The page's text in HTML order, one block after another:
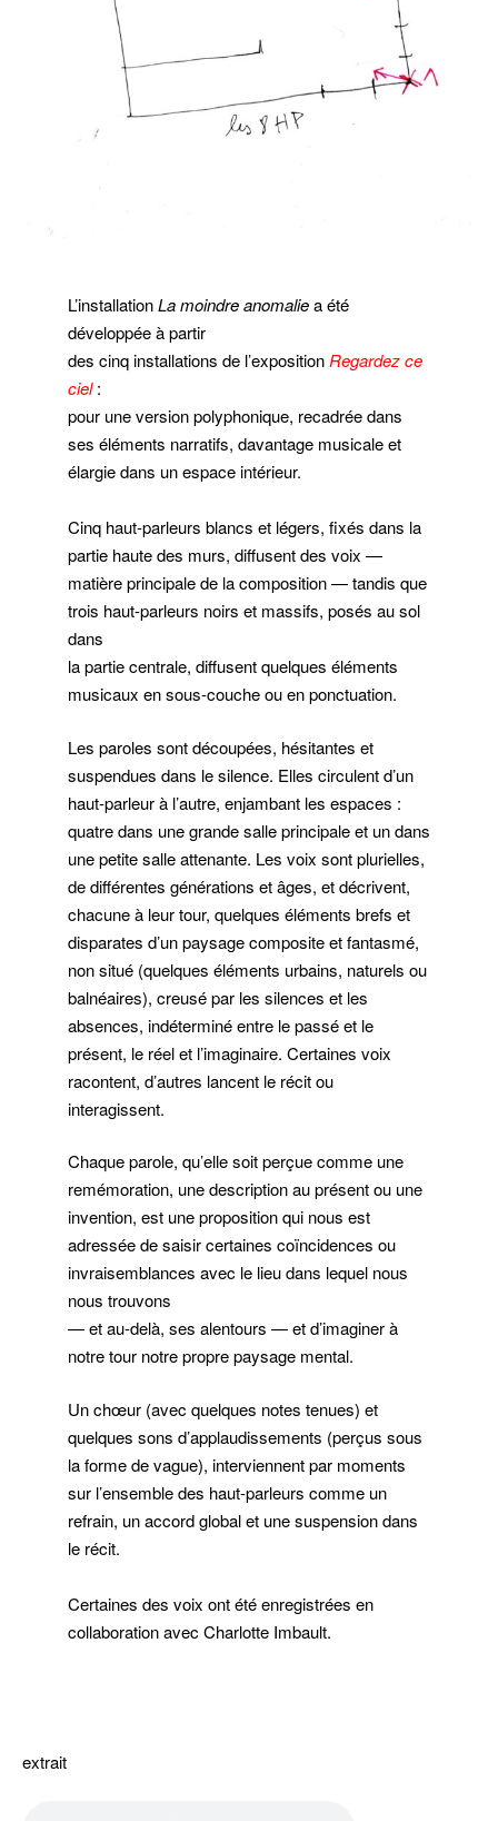
L’installationLa moindre anomaliea été
développée à partir
des cinq installations de l’expositionRegardez ce
ciel:
pour une version polyphonique, recadrée dans
ses éléments narratifs, davantage musicale et
élargie dans un espace intérieur.
Cinq haut-parleurs blancs et légers, fixés dans la
partie haute des murs, diffusent des voix —
matière principale de la composition — tandis que
trois haut-parleurs noirs et massifs, posés au sol
dans
la partie centrale, diffusent quelques éléments
musicaux en sous-couche ou en ponctuation.
Les paroles sont découpées, hésitantes et
suspendues dans le silence. Elles circulent d’un
haut-parleur à l’autre, enjambant les espaces :
quatre dans une grande salle principale et un dans
une petite salle attenante. Les voix sont plurielles,
de différentes générations et âges, et décrivent,
chacune à leur tour, quelques éléments brefs et
disparates d’un paysage composite et fantasmé,
non situé (quelques éléments urbains, naturels ou
balnéaires), creusé par les silences et les
absences, indéterminé entre le passé et le
présent, le réel et l’imaginaire. Certaines voix
racontent, d’autres lancent le récit ou
interagissent.
Chaque parole, qu’elle soit perçue comme une
remémoration, une description au présent ou une
invention, est une proposition qui nous est
adressée de saisir certaines coïncidences ou
invraisemblances avec le lieu dans lequel nous
nous trouvons
— et au-delà, ses alentours — et d’imaginer à
notre tour notre propre paysage mental.
Un chœur (avec quelques notes tenues) et
quelques sons d’applaudissements (perçus sous
la forme de vague), interviennent par moments
sur l’ensemble des haut-parleurs comme un
refrain, un accord global et une suspension dans
le récit.
Certaines des voix ont été enregistrées en
collaboration avec Charlotte Imbault.
extrait